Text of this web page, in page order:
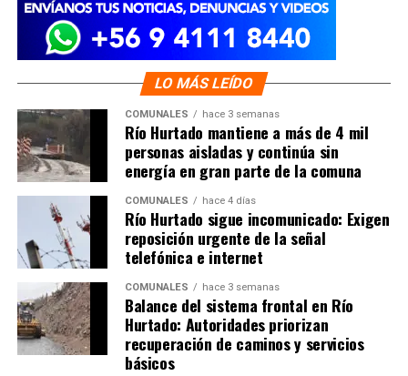
LO MÁS LEÍDO
COMUNALES hace 3 semanas
Río Hurtado mantiene a más de 4 mil
personas aisladas y continúa sin
energía en gran parte de la comuna
COMUNALES hace 4 días
Río Hurtado sigue incomunicado: Exigen
reposición urgente de la señal
telefónica e internet
COMUNALES hace 3 semanas
Balance del sistema frontal en Río
Hurtado: Autoridades priorizan
recuperación de caminos y servicios
básicos